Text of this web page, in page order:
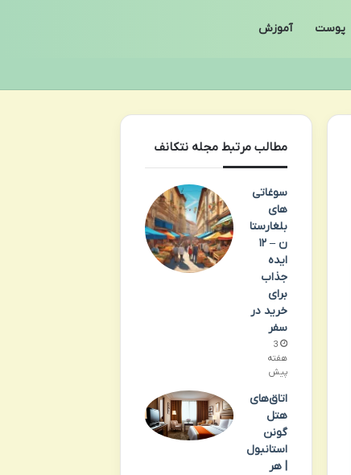
پوست آموزش
مطالب مرتبط مجله نتکانف
سوغاتی
های
بلغارستا
ن – ۱۲
ایده
جذاب
برای
خرید در
سفر
3
هفته
پیش
اتاق‌های
هتل
گونن
استانبول
| هر